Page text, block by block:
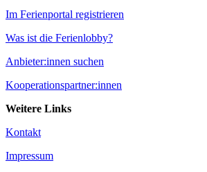
Im Ferienportal registrieren
Was ist die Ferienlobby?
Anbieter:innen suchen
Kooperationspartner:innen
Weitere Links
Kontakt
Impressum